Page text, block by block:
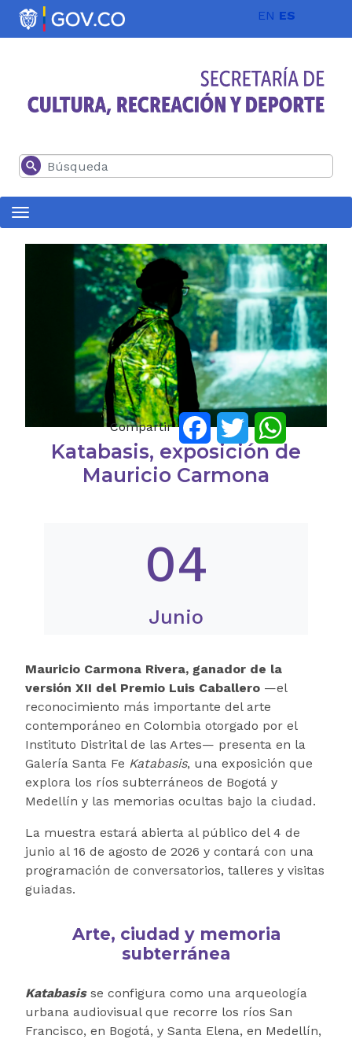
Pasar al contenido principal EN ES
Buscar
Compartir FacebookTwitterWhatsApp
Katabasis, exposición de
Mauricio Carmona
04
Junio
Mauricio Carmona Rivera, ganador de la
versión XII del Premio Luis Caballero —el
reconocimiento más importante del arte
contemporáneo en Colombia otorgado por el
Instituto Distrital de las Artes— presenta en la
Galería Santa Fe Katabasis, una exposición que
explora los ríos subterráneos de Bogotá y
Medellín y las memorias ocultas bajo la ciudad.
La muestra estará abierta al público del 4 de
junio al 16 de agosto de 2026 y contará con una
programación de conversatorios, talleres y visitas
guiadas.
Arte, ciudad y memoria
subterránea
Katabasis se configura como una arqueología
urbana audiovisual que recorre los ríos San
Francisco, en Bogotá, y Santa Elena, en Medellín,